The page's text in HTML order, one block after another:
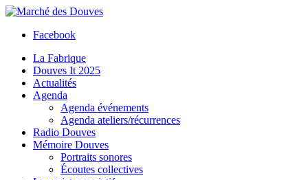
Facebook
La Fabrique
Douves It 2025
Actualités
Agenda
Agenda événements
Agenda ateliers/récurrences
Radio Douves
Mémoire Douves
Portraits sonores
Écoutes collectives